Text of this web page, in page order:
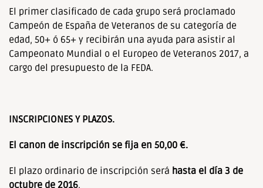
El primer clasificado de cada grupo será proclamado
Campeón de España de Veteranos de su categoría de
edad, 50+ ó 65+ y recibirán una ayuda para asistir al
Campeonato Mundial o el Europeo de Veteranos 2017, a
cargo del presupuesto de la FEDA.
INSCRIPCIONES Y PLAZOS.
El canon de inscripción se fija en 50,00 €.
El plazo ordinario de inscripción será hasta el día 3 de
octubre de 2016.